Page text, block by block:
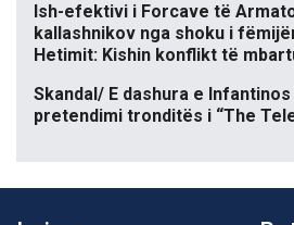
Ish-efektivi i Forcave të
kallashnikov nga shoku i
Hetimit: Kishin konflikt të
Skandal/ E dashura e Infantinos
pretendimi tronditës i “The